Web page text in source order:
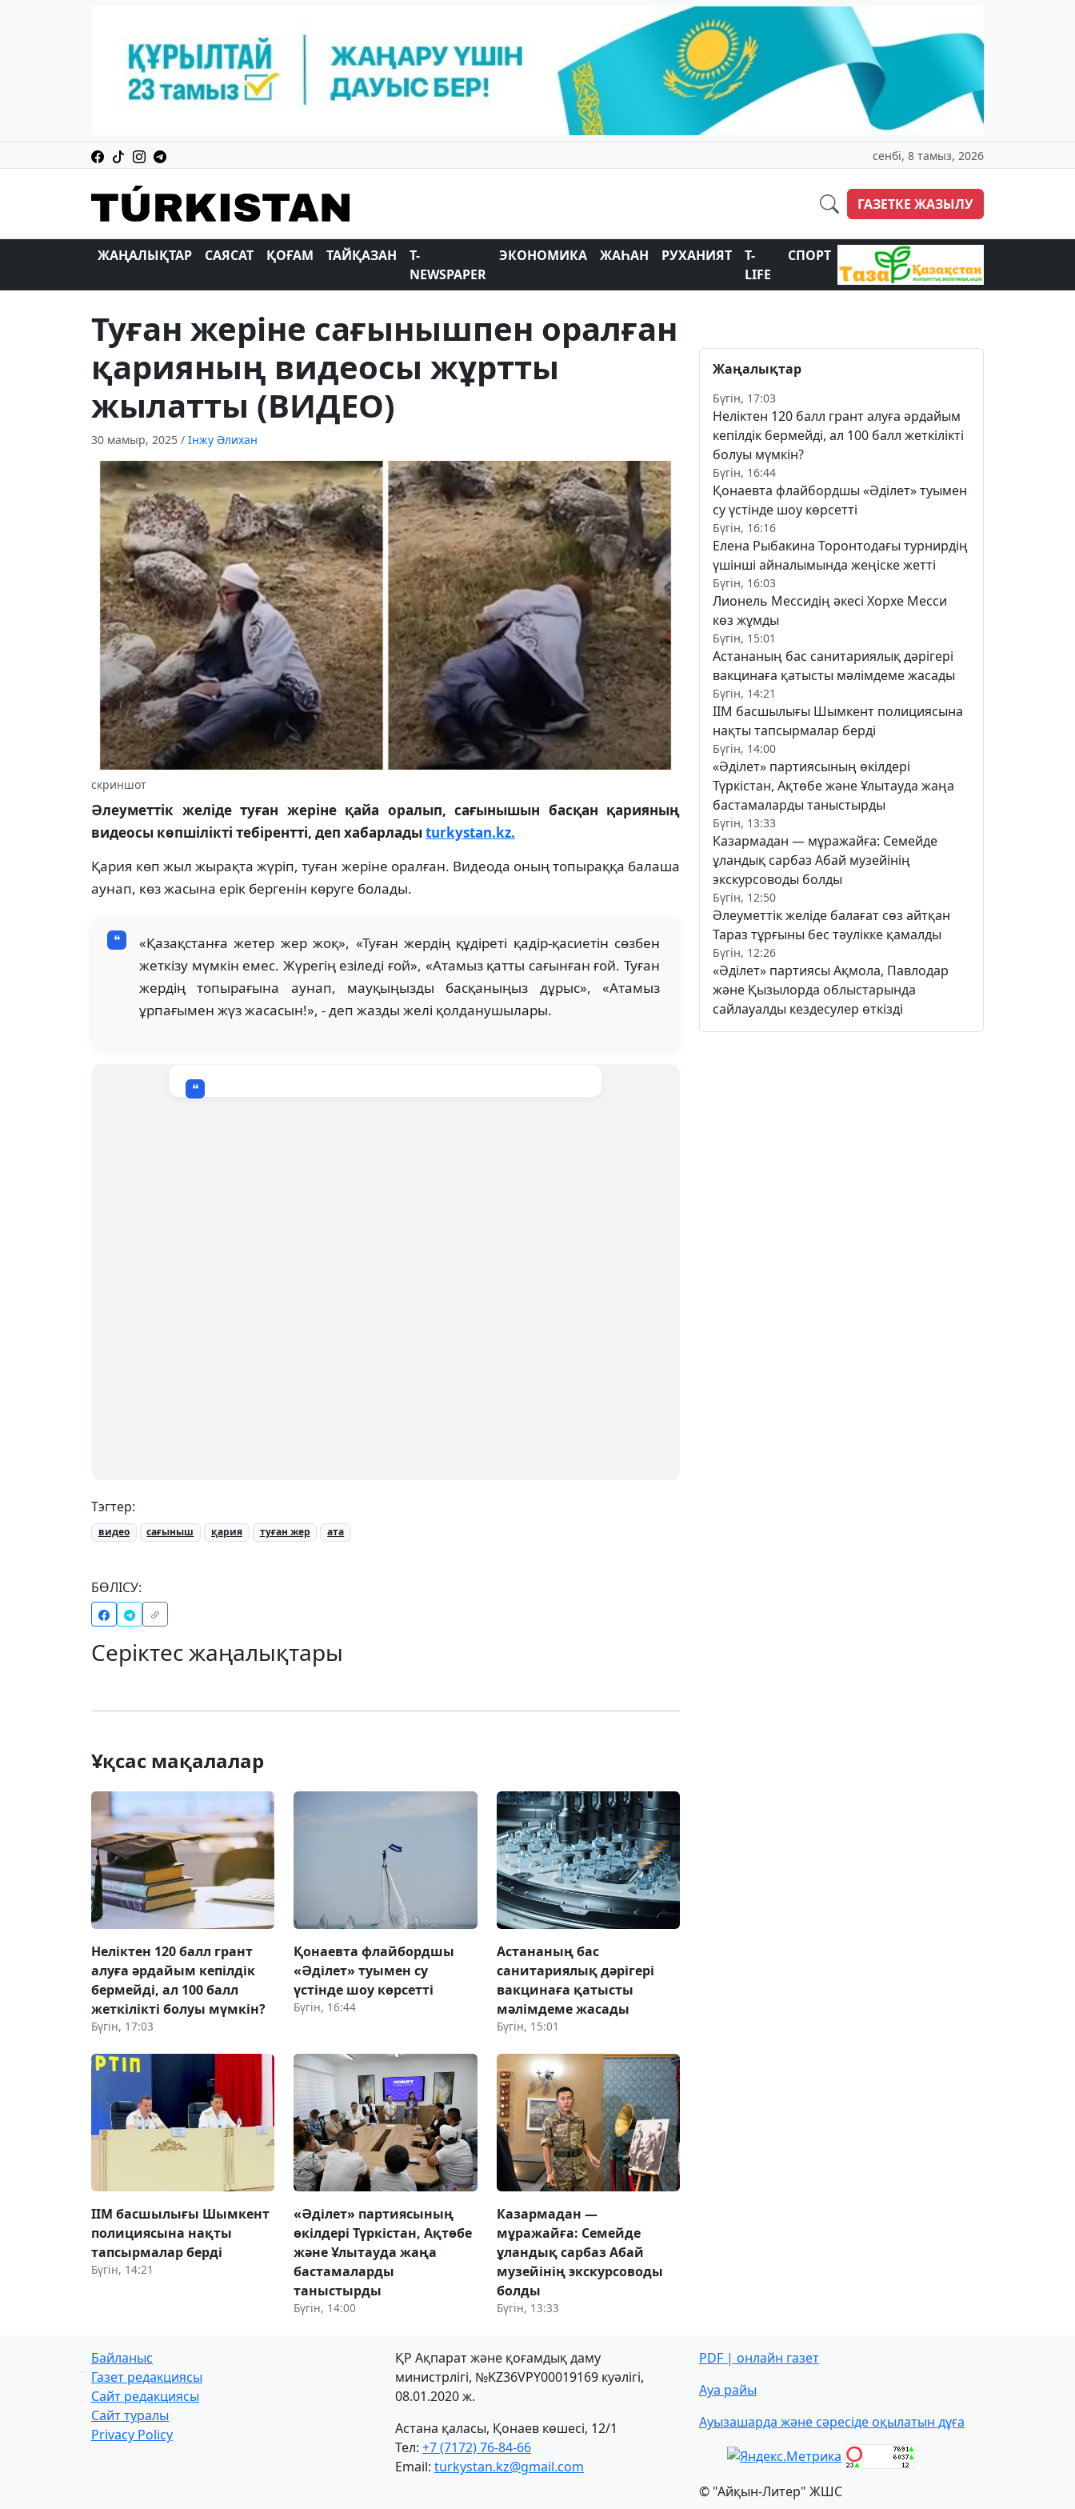
сенбі, 8 тамыз, 2026
ГАЗЕТКЕ ЖАЗЫЛУ
ЖАҢАЛЫҚТАР САЯСАТ ҚОҒАМ ТАЙҚАЗАН
T-
NEWSPAPER
ЭКОНОМИКА ЖАҺАН РУХАНИЯТ
T-
LIFE
СПОРТ
Туған жеріне сағынышпен оралған
қарияның видеосы жұртты
жылатты (ВИДЕО)
30 мамыр, 2025 / Інжу Әлихан
скриншот
Әлеуметтік желіде туған жеріне қайа оралып, сағынышын басқан қарияның
видеосы көпшілікті тебірентті, деп хабарладыturkystan.kz.
Қария көп жыл жырақта жүріп, туған жеріне оралған. Видеода оның топыраққа балаша
аунап, көз жасына ерік бергенін көруге болады.
«Қазақстанға жетер жер жоқ», «Туған жердің құдіреті қадір-қасиетін сөзбен
жеткізу мүмкін емес. Жүрегің езіледі ғой», «Атамыз қатты сағынған ғой. Туған
жердің топырағына аунап, мауқыңызды басқаныңыз дұрыс», «Атамыз
ұрпағымен жүз жасасын!», - деп жазды желі қолданушылары.
Тэгтер:
видео сағыныш қария туған жер ата
БӨЛІСУ:
Серіктес жаңалықтары
Ұқсас мақалалар
Неліктен 120 балл грант
алуға әрдайым кепілдік
бермейді, ал 100 балл
жеткілікті болуы мүмкін?
Бүгін, 17:03
Қонаевта флайбордшы
«Әділет» туымен су
үстінде шоу көрсетті
Бүгін, 16:44
Астананың бас
санитариялық дәрігері
вакцинаға қатысты
мәлімдеме жасады
Бүгін, 15:01
ІІМ басшылығы Шымкент
полициясына нақты
тапсырмалар берді
Бүгін, 14:21
«Әділет» партиясының
өкілдері Түркістан, Ақтөбе
және Ұлытауда жаңа
бастамаларды
таныстырды
Бүгін, 14:00
Казармадан —
мұражайға: Семейде
ұландық сарбаз Абай
музейінің экскурсоводы
болды
Бүгін, 13:33
Жаңалықтар
Бүгін, 17:03
Неліктен 120 балл грант алуға әрдайым
кепілдік бермейді, ал 100 балл жеткілікті
болуы мүмкін?
Бүгін, 16:44
Қонаевта флайбордшы «Әділет» туымен
су үстінде шоу көрсетті
Бүгін, 16:16
Елена Рыбакина Торонтодағы турнирдің
үшінші айналымында жеңіске жетті
Бүгін, 16:03
Лионель Мессидің әкесі Хорхе Месси
көз жұмды
Бүгін, 15:01
Астананың бас санитариялық дәрігері
вакцинаға қатысты мәлімдеме жасады
Бүгін, 14:21
ІІМ басшылығы Шымкент полициясына
нақты тапсырмалар берді
Бүгін, 14:00
«Әділет» партиясының өкілдері
Түркістан, Ақтөбе және Ұлытауда жаңа
бастамаларды таныстырды
Бүгін, 13:33
Казармадан — мұражайға: Семейде
ұландық сарбаз Абай музейінің
экскурсоводы болды
Бүгін, 12:50
Әлеуметтік желіде балағат сөз айтқан
Тараз тұрғыны бес тәулікке қамалды
Бүгін, 12:26
«Әділет» партиясы Ақмола, Павлодар
және Қызылорда облыстарында
сайлауалды кездесулер өткізді
Байланыс
Газет редакциясы
Сайт редакциясы
Сайт туралы
Privacy Policy
ҚР Ақпарат және қоғамдық даму
министрлігі, №KZ36VPY00019169 куәлігі,
08.01.2020 ж.
Астана қаласы, Қонаев көшесі, 12/1
Тел: +7 (7172) 76-84-66
Email: turkystan.kz@gmail.com
PDF | онлайн газет
Ауа райы
Ауызашарда және сәресіде оқылатын дұға
© "Айқын-Литер" ЖШС